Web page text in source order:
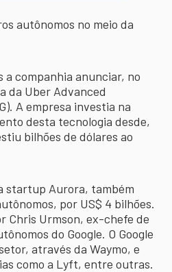
autônomos no meio da
a companhia anunciar, no
da Uber Advanced
A empresa investia na
desta tecnologia desde,
bilhões de dólares ao
startup Aurora, também
por US$ 4 bilhões.
Chris Urmson, ex-chefe de
do Google. O Google
através da Waymo, e
como a Lyft, entre outras.